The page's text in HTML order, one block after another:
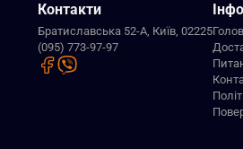
Контакти
Братиславська 52-А, Київ, 02225
(095) 773-97-97